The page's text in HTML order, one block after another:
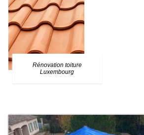
Rénovation toiture
Luxembourg